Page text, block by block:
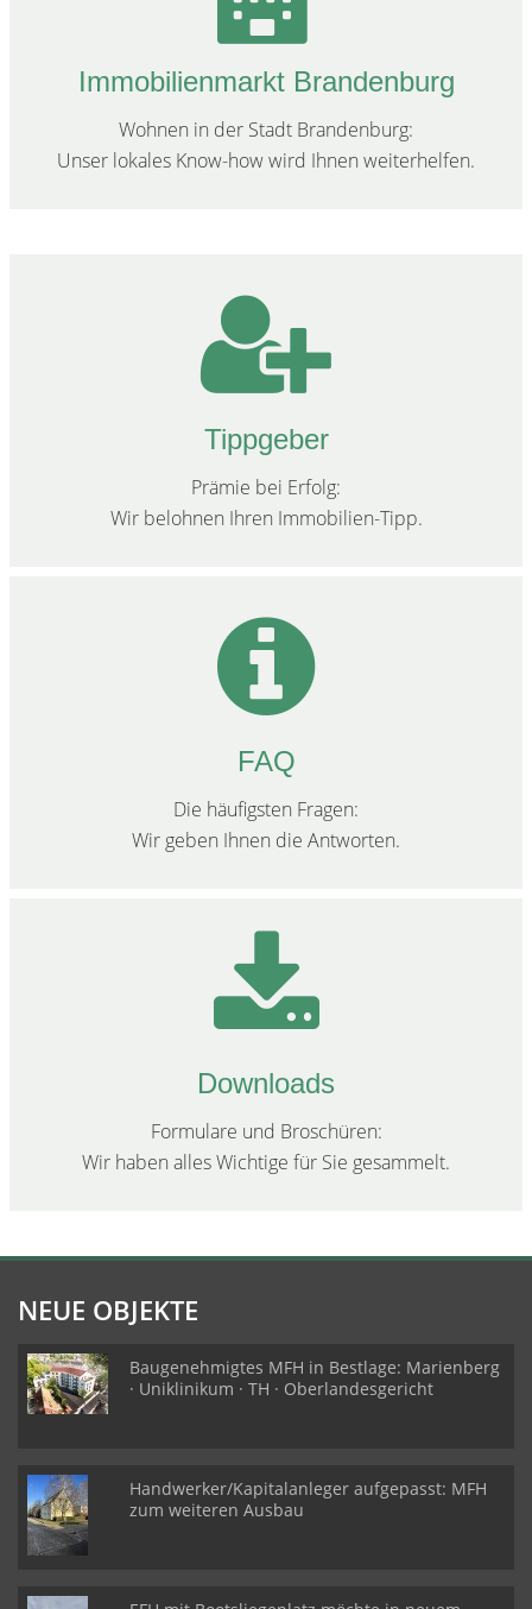
Immobilienmarkt Brandenburg
Wohnen in der Stadt Brandenburg:
Unser lokales Know-how wird Ihnen weiterhelfen.
Tippgeber
Prämie bei Erfolg:
Wir belohnen Ihren Immobilien-Tipp.
FAQ
Die häufigsten Fragen:
Wir geben Ihnen die Antworten.
Downloads
Formulare und Broschüren:
Wir haben alles Wichtige für Sie gesammelt.
NEUE OBJEKTE
Baugenehmigtes MFH in Bestlage: Marienberg
· Uniklinikum · TH · Oberlandesgericht
Handwerker/Kapitalanleger aufgepasst: MFH
zum weiteren Ausbau